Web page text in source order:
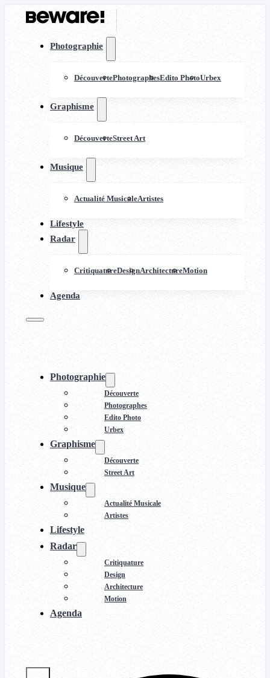
Photographie
DécouvertePhotographesEdito PhotoUrbex
Graphisme
DécouverteStreet Art
Musique
Actualité MusicaleArtistes
Lifestyle
Radar
CritiquatureDesignArchitectureMotion
Agenda
Photographie
Découverte
Photographes
Edito Photo
Urbex
Graphisme
Découverte
Street Art
Musique
Actualité Musicale
Artistes
Lifestyle
Radar
Critiquature
Design
Architecture
Motion
Agenda